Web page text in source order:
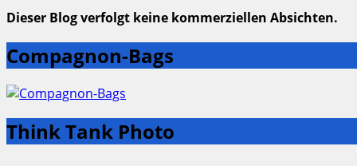
Dieser Blog verfolgt keine kommerziellen Absichten.
Compagnon-Bags
Think Tank Photo